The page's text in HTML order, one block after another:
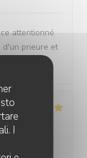
I
attentionné
d'un prieure et